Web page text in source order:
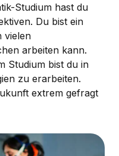
Studium hast du
Du bist ein
vielen
arbeiten kann.
Studium bist du in
zu erarbeiten.
extrem gefragt